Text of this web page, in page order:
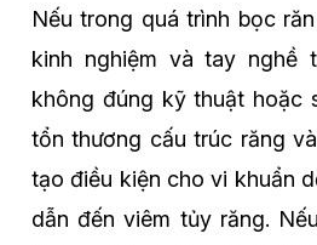
Nếu trong quá trình bọc
kinh nghiệm và tay nghề
không đúng kỹ thuật hoặc
tổn thương cấu trúc răng
tạo điều kiện cho vi khuẩn
dẫn đến viêm tủy răng.